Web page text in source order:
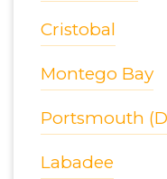
Cristobal
Montego Bay
Portsmouth
Labadee